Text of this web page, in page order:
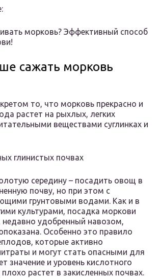
морковь? Эффективный способ
сажать морковь
то, что морковь прекрасно и
растет на рыхлых, легких
веществами суглинках и
глинистых почвах
середину – посадить овощ в
почву, но при этом с
грунтовыми водами. Как и в
культурами, посадка моркови
недавно удобренный навозом,
Особенно это правило
которые активно
и могут стать опасными для
значение и уровень кислотного
растет в закисленных почвах.